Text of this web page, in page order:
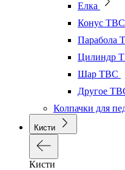
Елка
Конус ТВС
Парабола
Цилиндр
Шар ТВС
Другое
Колпачки для
Кисти
Кисти